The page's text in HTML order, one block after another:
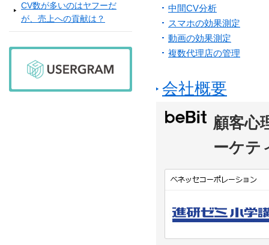
CV数が多いのはヤフーだ
が、売上への貢献は？
中間CV分析
スマホの効果測定
動画の効果測定
複数代理店の管理
会社概要
顧客心
ーケテ